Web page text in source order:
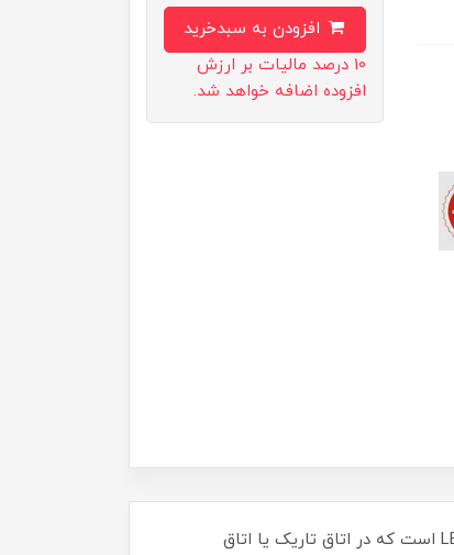
10 درصد مالیات بر ارزش
افزوده اضافه خواهد شد.
✨ بالانس بیم نوری 3 تیکه؛ وسیله‌ای جذاب برای تقویت تعادل و یکپارچگی حسیبالانس بیم نوری یک تیر تعادلی با نورهای LED است که در اتاق تاریک یا اتاق